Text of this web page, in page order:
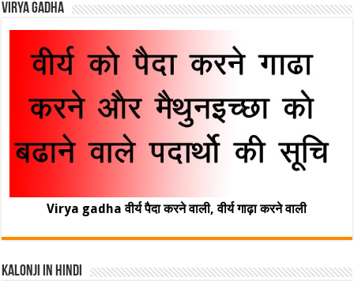
Virya Gadha
Virya gadha वीर्य पैदा करने वाली, वीर्य गाढ़ा करने वाली
Kalonji In Hindi